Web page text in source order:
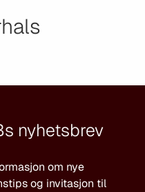
nyhetsbrev
om nye
og invitasjon til